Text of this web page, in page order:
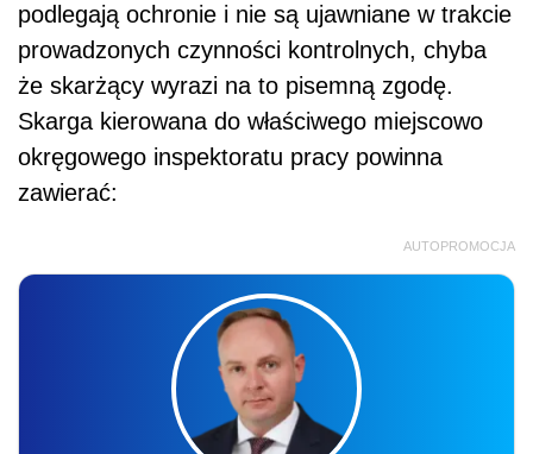
podlegają ochronie i nie są ujawniane w trakcie
prowadzonych czynności kontrolnych, chyba
że skarżący wyrazi na to pisemną zgodę.
Skarga kierowana do właściwego miejscowo
okręgowego inspektoratu pracy powinna
zawierać:
AUTOPROMOCJA